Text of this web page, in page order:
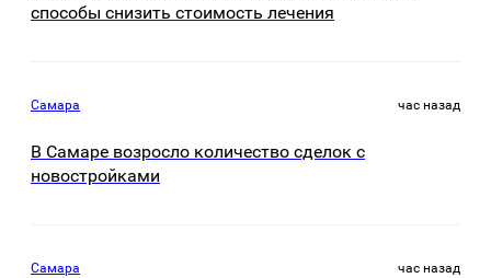
способы снизить стоимость лечения
Самара час назад
В Самаре возросло количество сделок с
новостройками
Самара час назад